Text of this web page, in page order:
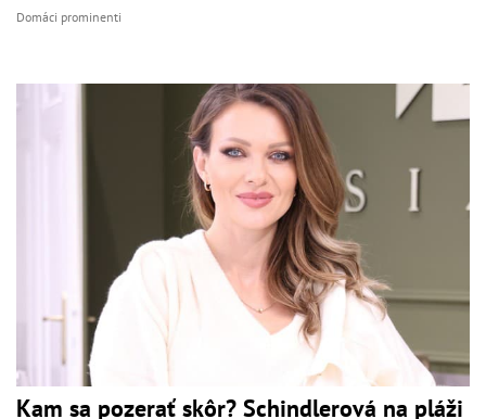
Domáci prominenti
Kam sa pozerať skôr? Schindlerová na pláži